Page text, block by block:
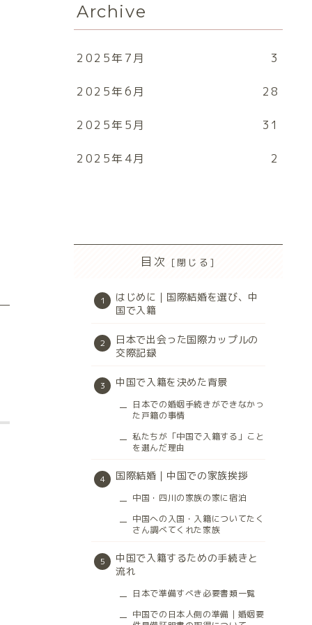
Archive
2025年7月 3
2025年6月 28
2025年5月 31
2025年4月 2
目次
はじめに｜国際結婚を選び、中
国で入籍
日本で出会った国際カップルの
交際記録
中国で入籍を決めた背景
日本での婚姻手続きができなかっ
た戸籍の事情
私たちが「中国で入籍する」こと
を選んだ理由
国際結婚｜中国での家族挨拶
中国・四川の家族の家に宿泊
中国への入国・入籍についてたく
さん調べてくれた家族
中国で入籍するための手続きと
流れ
日本で準備すべき必要書類一覧
中国での日本人側の準備｜婚姻要